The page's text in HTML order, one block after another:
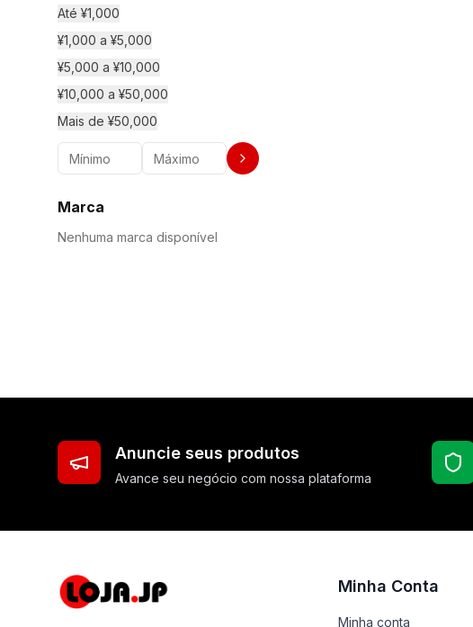
Até ¥1,000
¥1,000 a ¥5,000
¥5,000 a ¥10,000
¥10,000 a ¥50,000
Mais de ¥50,000
Marca
Nenhuma marca disponível
Anuncie seus produtos
Avance seu negócio com nossa plataforma
Minha Conta
Minha conta